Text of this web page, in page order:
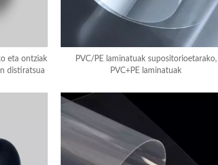
eta ontziak
distiratsua
PVC/PE laminatuak supositorioetarako,
PVC+PE laminatuak